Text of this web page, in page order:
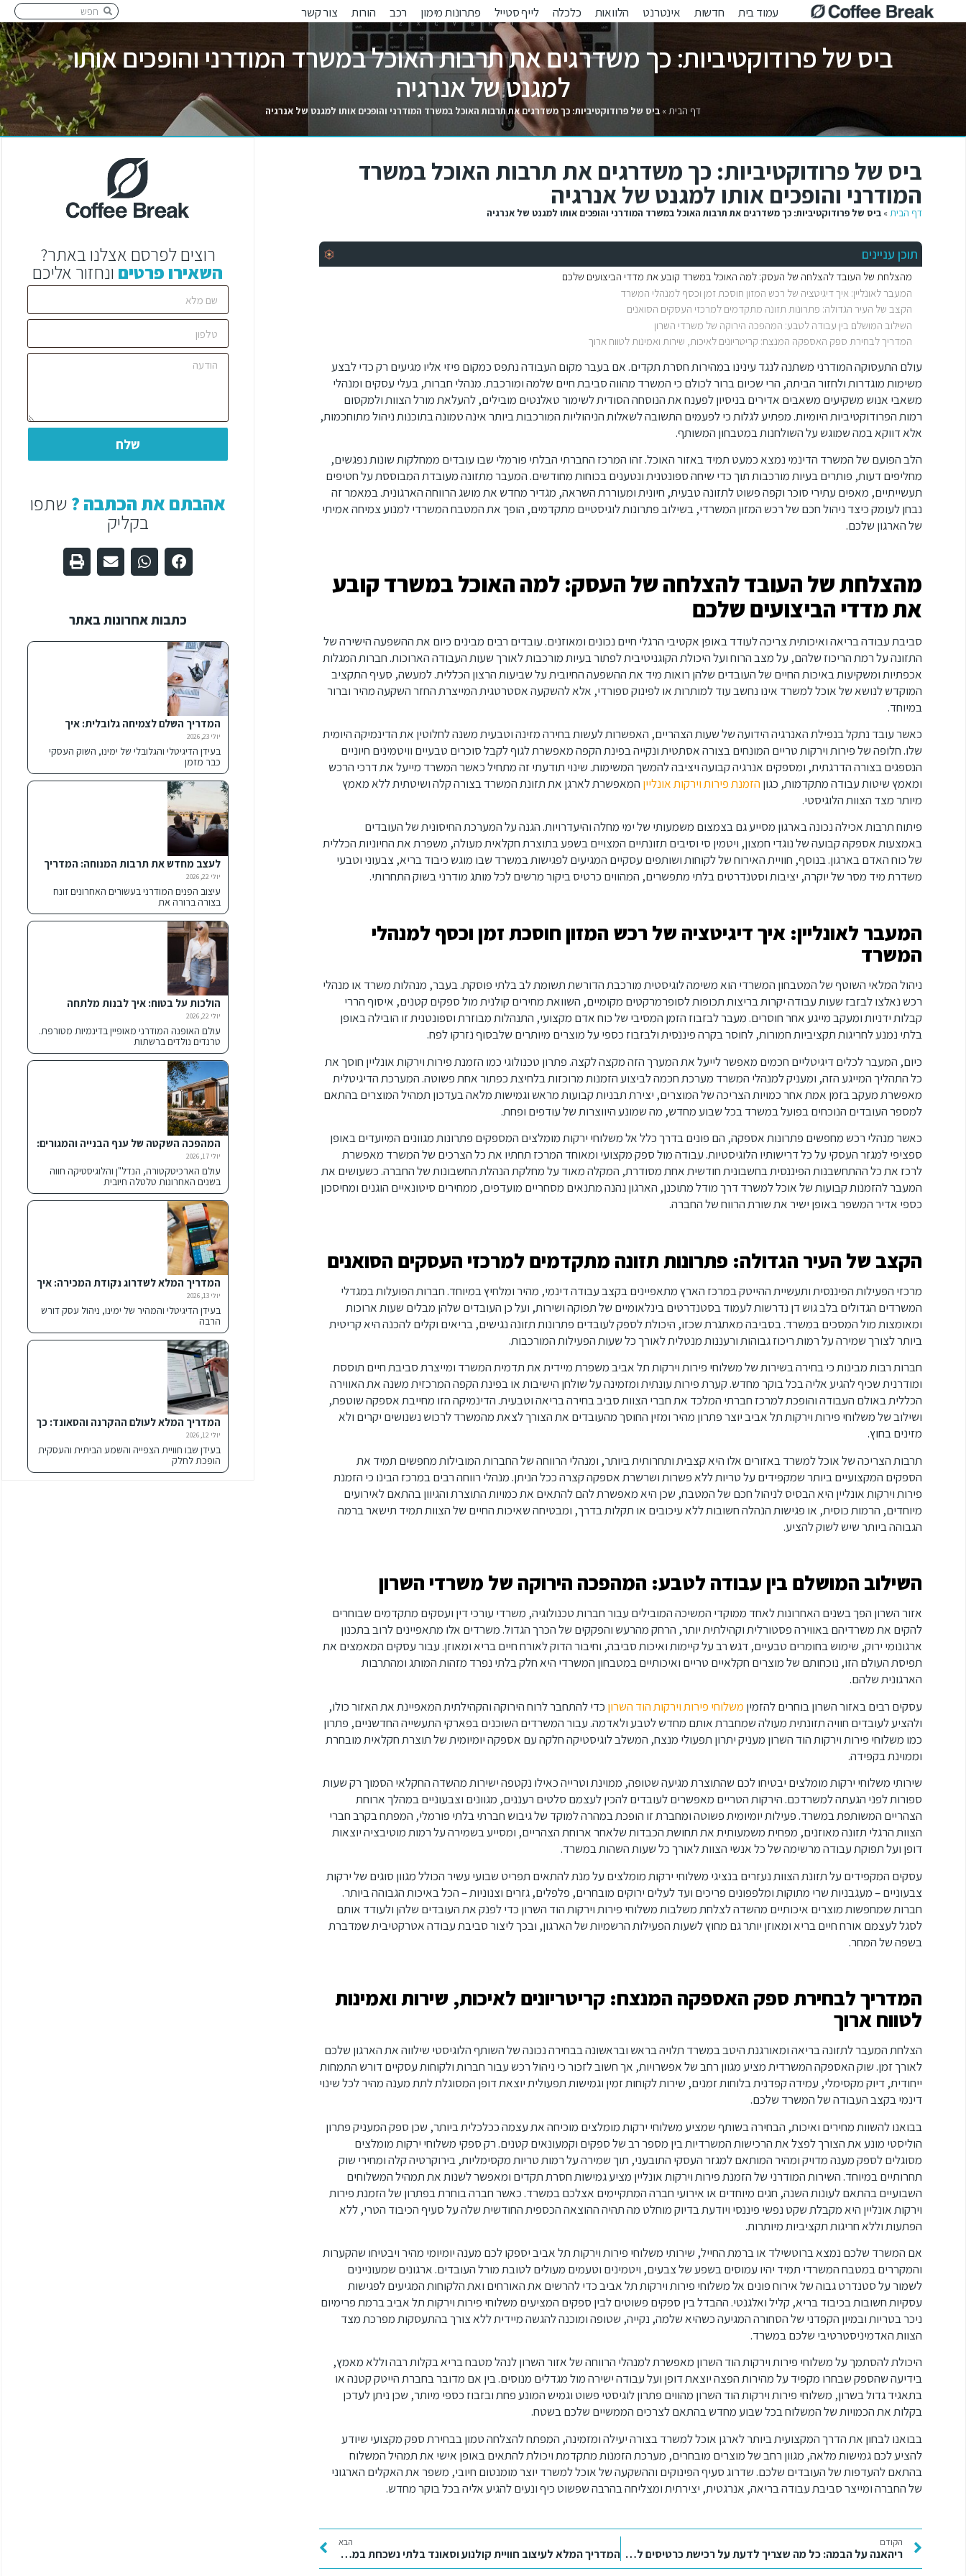
עמוד בית חדשות אינטרנט הלוואות כלכלה לייף סטייל פתרונות מימון רכב הורות צור קשר
ביס של פרודוקטיביות: כך משדרגים את תרבות האוכל במשרד המודרני והופכים אותו
למגנט של אנרגיה
דף הבית» ביס של פרודוקטיביות: כך משדרגים את תרבות האוכל במשרד המודרני והופכים אותו למגנט של אנרגיה
ביס של פרודוקטיביות: כך משדרגים את תרבות האוכל במשרד
המודרני והופכים אותו למגנט של אנרגיה
דף הבית » ביס של פרודוקטיביות: כך משדרגים את תרבות האוכל במשרד המודרני והופכים אותו למגנט של אנרגיה
תוכן עניינים
מהצלחת של העובד להצלחה של העסק: למה האוכל במשרד קובע את מדדי הביצועים שלכם
המעבר לאונליין: איך דיגיטציה של רכש המזון חוסכת זמן וכסף למנהלי המשרד
הקצב של העיר הגדולה: פתרונות תזונה מתקדמים למרכזי העסקים הסואנים
השילוב המושלם בין עבודה לטבע: המהפכה הירוקה של משרדי השרון
המדריך לבחירת ספק האספקה המנצח: קריטריונים לאיכות, שירות ואמינות לטווח ארוך
עולם התעסוקה המודרני משתנה לנגד עינינו במהירות חסרת תקדים. אם בעבר מקום העבודה נתפס כמקום פיזי אליו מגיעים רק כדי לבצע
משימות מוגדרות ולחזור הביתה, הרי שכיום ברור לכולם כי המשרד מהווה סביבת חיים שלמה ומורכבת. מנהלי חברות, בעלי עסקים ומנהלי
משאבי אנוש משקיעים משאבים אדירים בניסיון לפענח את הנוסחה הסודית לשימור טאלנטים מובילים, להעלאת מורל הצוות ולמקסום
רמות הפרודוקטיביות היומיות. מפתיע לגלות כי לפעמים התשובה לשאלות הניהוליות המורכבות ביותר אינה טמונה בתוכנות ניהול מתוחכמות,
אלא דווקא במה שמוגש על השולחנות במטבחון המשותף.
הלב הפועם של המשרד הדינמי נמצא כמעט תמיד באזור האוכל. זהו המרכז החברתי הבלתי פורמלי שבו עובדים ממחלקות שונות נפגשים,
מחליפים דעות, פותרים בעיות מורכבות תוך כדי שיחה ספונטנית ונטענים בכוחות מחודשים. המעבר מתזונה מעובדת המבוססת על חטיפים
תעשייתיים, מאפים עתירי סוכר וקפה פשוט לתזונה טבעית, חיונית ומעוררת השראה, מגדיר מחדש את מושג הרווחה הארגונית. במאמר זה
נבחן לעומק כיצד ניהול חכם של רכש המזון המשרדי, בשילוב פתרונות לוגיסטיים מתקדמים, הופך את המטבח המשרדי למנוע צמיחה אמיתי
של הארגון שלכם.
מהצלחת של העובד להצלחה של העסק: למה האוכל במשרד קובע
את מדדי הביצועים שלכם
סביבת עבודה בריאה ואיכותית צריכה לעודד באופן אקטיבי הרגלי חיים נכונים ומאוזנים. עובדים רבים מבינים כיום את ההשפעה הישירה של
התזונה על רמת הריכוז שלהם, על מצב הרוח ועל היכולת הקוגניטיבית לפתור בעיות מורכבות לאורך שעות העבודה הארוכות. חברות המגלות
אכפתיות ומשקיעות באיכות החיים של העובדים שלהן רואות מיד את ההשפעה החיובית על שביעות הרצון הכללית. למעשה, סעיף התקציב
המוקדש לנושא של אוכל למשרד אינו נחשב עוד למותרות או לפינוק ספורדי, אלא להשקעה אסטרטגית המייצרת החזר השקעה מהיר וברור
במיוחד.
כאשר עובד נתקל בנפילת האנרגיה הידועה של שעות הצהריים, האפשרות לעשות בחירה מזינה וטבעית משנה לחלוטין את הדינמיקה היומית
שלו. חלופה של פירות וירקות טריים המונחים בצורה אסתטית ונקייה בפינת הקפה מאפשרת לגוף לקבל סוכרים טבעיים וויטמינים חיוניים
הנספגים בצורה הדרגתית, ומספקים אנרגיה קבועה ויציבה להמשך המשימות. שינוי תודעתי זה מתחיל כאשר המשרד מייעל את דרכי הרכש
ומאמץ שיטות עבודה מתקדמות, כגון הזמנת פירות וירקות אונליין המאפשרת לארגן את תזונת המשרד בצורה קלה ושיטתית ללא מאמץ
מיותר מצד הצוות הלוגיסטי.
פיתוח תרבות אכילה נכונה בארגון מסייע גם בצמצום משמעותי של ימי מחלה והיעדרויות. הגנה על המערכת החיסונית של העובדים
באמצעות אספקה קבועה של נוגדי חמצון, ויטמין סי וסיבים תזונתיים המצויים בשפע בתוצרת חקלאית מעולה, משפרת את החיוניות הכללית
של כוח האדם בארגון. בנוסף, חוויית האירוח של לקוחות ושותפים עסקיים המגיעים לפגישות במשרד שבו מוגש כיבוד בריא, צבעוני וטבעי
משדרת מיד מסר של יוקרה, יציבות וסטנדרטים בלתי מתפשרים, המהווים כרטיס ביקור מרשים לכל מותג מודרני בשוק התחרותי.
המעבר לאונליין: איך דיגיטציה של רכש המזון חוסכת זמן וכסף למנהלי
המשרד
ניהול המלאי השוטף של המטבחון המשרדי הוא משימה לוגיסטית מורכבת הדורשת תשומת לב בלתי פוסקת. בעבר, מנהלות משרד או מנהלי
רכש נאלצו לבזבז שעות עבודה יקרות בריצות תכופות לסופרמרקטים מקומיים, השוואת מחירים קולנית מול ספקים קטנים, איסוף הררי
קבלות ידניות ומעקב מייגע אחר חוסרים. מעבר לבזבוז הזמן המסיבי של כוח אדם מקצועי, התנהלות מבוזרת וספונטנית זו הובילה באופן
בלתי נמנע לחריגות תקציביות חמורות, לחוסר בקרה פיננסית ולבזבוז כספי על מוצרים מיותרים שלבסוף נזרקו לפח.
כיום, המעבר לכלים דיגיטליים חכמים מאפשר לייעל את המערך הזה מקצה לקצה. פתרון טכנולוגי כמו הזמנת פירות וירקות אונליין חוסך את
כל התהליך המייגע הזה, ומעניק למנהלי המשרד מערכת חכמה לביצוע הזמנות מרוכזות בלחיצת כפתור אחת פשוטה. המערכת הדיגיטלית
מאפשרת מעקב בזמן אמת אחר כמויות הצריכה של המוצרים, יצירת תבניות קבועות מראש וגמישות מלאה בעדכון תמהיל המוצרים בהתאם
למספר העובדים הנוכחים בפועל במשרד בכל שבוע מחדש, מה שמונע היווצרות של עודפים ופחת.
כאשר מנהלי רכש מחפשים פתרונות אספקה, הם פונים בדרך כלל אל משלוחי ירקות מומלצים המספקים פתרונות מגוונים המיועדים באופן
ספציפי למגזר העסקי על כל דרישותיו הלוגיסטיות. עבודה מול ספק מקצועי ומאוחד המרכז תחתיו את כל הצרכים של המשרד מאפשרת
לרכז את כל ההתחשבנות הפיננסית בחשבונית חודשית אחת מסודרת, המקלה מאוד על מחלקת הנהלת החשבונות של החברה. כשעושים את
המעבר להזמנות קבועות של אוכל למשרד דרך מודל מתוכנן, הארגון נהנה מתנאים מסחריים מועדפים, ממחירים סיטונאיים הוגנים ומחיסכון
כספי אדיר המשפר באופן ישיר את שורת הרווח של החברה.
הקצב של העיר הגדולה: פתרונות תזונה מתקדמים למרכזי העסקים הסואנים
מרכזי הפעילות הפיננסית ותעשיית ההייטק במרכז הארץ מתאפיינים בקצב עבודה דינמי, מהיר ומלחיץ במיוחד. חברות הפועלות במגדלי
המשרדים הגדולים בלב גוש דן נדרשות לעמוד בסטנדרטים בינלאומיים של תפוקה ושירות, ועל כן העובדים שלהן מבלים שעות ארוכות
ומאומצות מול המסכים במשרד. בסביבה מאתגרת שכזו, היכולת לספק לעובדים פתרונות תזונה נגישים, בריאים וקלים להכנה היא קריטית
ביותר לצורך שמירה על רמות ריכוז גבוהות ורעננות מנטלית לאורך כל שעות הפעילות המורכבות.
חברות רבות מבינות כי בחירה בשירות של משלוחי פירות וירקות תל אביב משפרת מיידית את תדמית המשרד ומייצרת סביבת חיים תוססת
ומודרנית שכיף להגיע אליה בכל בוקר מחדש. קערת פירות עונתית ומזמינה על שולחן הישיבות או בפינת הקפה המרכזית משנה את האווירה
הכללית באולם העבודה והופכת למרכז חברתי המלכד את חברי הצוות סביב בחירה בריאה וטבעית. הדינמיקה הזו מחייבת אספקה שוטפת,
ושילוב של משלוחי פירות וירקות תל אביב יוצר פתרון מהיר ומזין החוסך מהעובדים את הצורך לצאת מהמשרד לרכוש נשנושים יקרים ולא
מזינים בחוץ.
תרבות הצריכה של אוכל למשרד באזורים אלו היא קצבית ותחרותית ביותר, ומנהלי הרווחה של החברות המובילות מחפשים תמיד את
הספקים המקצועיים ביותר שמקפידים על טריות ללא פשרות ושרשרת אספקה קצרה ככל הניתן. מנהלי רווחה רבים במרכז הבינו כי הזמנת
פירות וירקות אונליין היא הבסיס לניהול חכם של המטבח, שכן היא מאפשרת להם להתאים את כמויות התוצרת והגיוון בהתאם לאירועים
מיוחדים, הרמות כוסית, או פגישות הנהלה חשובות ללא עיכובים או תקלות בדרך, ומבטיחה שאיכות החיים של הצוות תמיד תישאר ברמה
הגבוהה ביותר שיש לשוק להציע.
השילוב המושלם בין עבודה לטבע: המהפכה הירוקה של משרדי השרון
אזור השרון הפך בשנים האחרונות לאחד ממוקדי המשיכה המובילים עבור חברות טכנולוגיה, משרדי עורכי דין ועסקים מתקדמים שבוחרים
להקים את משרדיהם באווירה פסטורלית וקהילתית יותר, הרחק מהרעש והפקקים של הכרך הגדול. משרדים אלו מתאפיינים לרוב בתכנון
ארגונומי ירוק, שימוש בחומרים טבעיים, דגש רב על קיימות ואיכות סביבה, וחיבור הדוק לאורח חיים בריא ומאוזן. עבור עסקים המאמצים את
תפיסת העולם הזו, נוכחותם של מוצרים חקלאיים טריים ואיכותיים במטבחון המשרדי היא חלק בלתי נפרד מזהות המותג ומהתרבות
הארגונית שלהם.
עסקים רבים באזור השרון בוחרים להזמין משלוחי פירות וירקות הוד השרון כדי להתחבר לרוח הירוקה והקהילתית המאפיינת את האזור כולו,
ולהציע לעובדים חוויה תזונתית מעולה שמחברת אותם מחדש לטבע ולאדמה. עבור המשרדים השוכנים בפארקי התעשייה החדשניים, פתרון
כמו משלוחי פירות וירקות הוד השרון מעניק יתרון תפעולי מנצח, המשלב לוגיסטיקה חלקה עם אספקה יומיומית של תוצרת חקלאית מובחרת
וממוינת בקפידה.
שירותי משלוחי ירקות מומלצים יבטיחו לכם שהתוצרת מגיעה שטופה, ממוינת וטרייה כאילו נקטפה ישירות מהשדה החקלאי הסמוך רק שעות
ספורות לפני הגעתה למשרדכם. הירקות הטריים מאפשרים לעובדים להכין לעצמם סלטים רעננים, מגוונים וצבעוניים במהלך ארוחת
הצהריים המשותפת במשרד. פעילות יומיומית פשוטה ומחברת זו הופכת במהרה למוקד של גיבוש חברתי בלתי פורמלי, המפתח בקרב חברי
הצוות הרגלי תזונה מאוזנים, מפחית משמעותית את תחושת הכבדות שלאחר ארוחת הצהריים, ומסייע בשמירה על רמות מוטיבציה יוצאות
דופן ועל תפוקת עבודה מרשימה של כל אנשי הצוות לאורך כל שעות השהות במשרד.
עסקים המקפידים על תזונת הצוות נעזרים בנציגי משלוחי ירקות מומלצים על מנת להתאים תפריט שבועי עשיר הכולל מגוון סוגים של ירקות
צבעוניים – מעגבניות שרי מתוקות ומלפפונים פריכים ועד לעלים ירוקים מובחרים, פלפלים, גזרים וצנוניות – הכל באיכות הגבוהה ביותר.
חברות שמחפשות מוצרים איכותיים מהשדה לצלחת משלבות משלוחי פירות וירקות הוד השרון כדי לפנק את העובדים שלהן ולעודד אותם
לסגל לעצמם אורח חיים בריא ומאוזן יותר גם מחוץ לשעות הפעילות הרשמיות של הארגון, ובכך ליצור סביבת עבודה אטרקטיבית שמדברת
בשפה של המחר.
המדריך לבחירת ספק האספקה המנצח: קריטריונים לאיכות, שירות ואמינות
לטווח ארוך
הצלחת המעבר לתזונה בריאה ומאורגנת היטב במשרד תלויה בראש ובראשונה בבחירה נכונה של השותף הלוגיסטי שילווה את הארגון שלכם
לאורך זמן. שוק האספקה המשרדית מציע מגוון רחב של אפשרויות, אך חשוב לזכור כי ניהול רכש עבור חברות ולקוחות עסקיים דורש התמחות
ייחודית, דיוק מקסימלי, עמידה קפדנית בלוחות זמנים, שירות לקוחות זמין וגמישות תפעולית יוצאת דופן המסוגלת לתת מענה מהיר לכל שינוי
דינמי בקצב העבודה של המשרד שלכם.
בבואנו להשוות מחירים ואיכות, הבחירה בשותף שמציע משלוחי ירקות מומלצים מוכיחה את עצמה ככלכלית ביותר, שכן ספק המעניק פתרון
הוליסטי מונע את הצורך לפצל את הרכישות המשרדיות בין מספר רב של ספקים וקמעונאים קטנים. רק ספקי משלוחי ירקות מומלצים
מסוגלים לספק מענה מדויק ומהיר המותאם למגזר העסקי התובעני, תוך שמירה על רמות טריות מקסימליות, בירוקרטיה קלה ומחירי שוק
תחרותיים במיוחד. השירות המודרני של הזמנת פירות וירקות אונליין מציע גמישות חסרת תקדים ומאפשר לשנות את תמהיל המשלוחים
השבועיים בהתאם לעונות השנה, חגים מיוחדים או אירועי חברה המתקיימים אצלכם במשרד. כאשר חברה בוחרת בפתרון של הזמנת פירות
וירקות אונליין היא מקבלת שקט נפשי פיננסי ויודעת בדיוק מוחלט מה תהיה ההוצאה הכספית החודשית שלה על סעיף הכיבוד הטרי, ללא
הפתעות וללא חריגות תקציביות מיותרות.
אם המשרד שלכם נמצא ברוטשילד או ברמת החייל, שירותי משלוחי פירות וירקות תל אביב יספקו לכם מענה יומיומי מהיר ויבטיחו שהקערות
והמקררים במטבח המשרדי תמיד יהיו עמוסים בשפע של צבעים, ויטמינים וטעמים מעולים לטובת מורל העובדים. ארגונים שמעוניינים
לשמור על סטנדרט גבוה של אירוח פונים אל משלוחי פירות וירקות תל אביב כדי להרשים את האורחים ואת הלקוחות המגיעים לפגישות
עסקיות חשובות בכיבוד בריא, קליל ואלגנטי. ההבדל בין ספקים פשוטים לבין ספקים המציעים משלוחי פירות וירקות תל אביב ברמת פרימיום
ניכר בטריות ובמיון הקפדני של הסחורה המגיעה כשהיא שלמה, נקייה, שטופה ומוכנה להגשה מיידית ללא צורך בהתעסקות מפרכת מצד
הצוות האדמיניסטרטיבי שלכם במשרד.
היכולת להסתמך על משלוחי פירות וירקות הוד השרון מאפשרת למנהלי הרווחה של אזור השרון לנהל מטבח בריא בקלות רבה וללא מאמץ,
בידיעה שהספק שבחרו מקפיד על מהירות הפצה יוצאת דופן ועל עבודה ישירה מול מגדלים מנוסים. בין אם מדובר בחברת הייטק קטנה או
בתאגיד גדול בשרון, משלוחי פירות וירקות הוד השרון מהווים פתרון לוגיסטי פשוט וגמיש המונע פחת ובזבוז כספי מיותר, שכן ניתן לעדכן
בקלות את הכמויות של המשלוח בכל שבוע מחדש בהתאם לצרכים הממשיים שלכם בשטח.
בבואנו לבחון את הדרך המקצועית ביותר לארגן אוכל למשרד בצורה יעילה ומזמינה, המפתח להצלחה טמון בבחירת ספק מקצועי שיודע
להציע לכם גמישות מלאה, מגוון רחב של מוצרים מובחרים, מערכת הזמנות מתקדמת ויכולת להתאים באופן אישי את תמהיל המשלוח
בהתאם להעדפות של העובדים שלכם. שדרוג סעיף הפינוקים וההשקעה של אוכל למשרד יוצר מומנטום חיובי, משפר את האקלים הארגוני
של החברה ומייצר סביבת עבודה בריאה, אנרגטית, יצירתית ומצליחה בהרבה שפשוט כיף ונעים להגיע אליה בכל בוקר מחדש.
הקודם
ריהאנה על הבמה: כל מה שצריך לדעת על רכישת כרטיסים למופע של פעם בחיים
הבא
המדריך המלא לעיצוב חוויית קולנוע וסאונד בלתי נשכחת במרחב הפרטי שלכם
רוצים לפרסם אצלנו באתר?
השאירו פרטים ונחזור אליכם
שלח
אהבתם את הכתבה ? שתפו
בקליק
כתבות אחרונות באתר
המדריך השלם לצמיחה גלובלית: איך
מודיעין עסקי מזניק חברות להצלחה
בינלאומית
יולי 23, 2026
בעידן הדיגיטלי והגלובלי של ימינו, השוק העסקי
כבר מזמן
לעצב מחדש את תרבות המנוחה: המדריך
המלא לשילוב פתרונות ישיבה אלטרנטיביים
בבית ובחוץ
יולי 22, 2026
עיצוב הפנים המודרני בעשורים האחרונים זונח
בצורה ברורה את
הולכות על בטוח: איך לבנות מלתחה
מנצחת וחכמה עם חצאית הדנים הנכונה
יולי 22, 2026
עולם האופנה המודרני מאופיין בדינמיות מטורפת.
טרנדים נולדים ברשתות
המהפכה השקטה של ענף הבנייה והמגורים:
למה כולם עוברים למבנים מתועשים
ומכולות חכמות?
יולי 17, 2026
עולם הארכיטקטורה, הנדל"ן והלוגיסטיקה חווה
בשנים האחרונות טלטלה חיובית
המדריך המלא לשדרוג נקודת המכירה: איך
לבחור קופה רושמת חכמה לעסק שלך?
יולי 13, 2026
בעידן הדיגיטלי והמהיר של ימינו, ניהול עסק דורש
הרבה
המדריך המלא לעולם ההקרנה והסאונד: כך
תצרו את חוויית הבידור האולטימטיבית
יולי 12, 2026
בעידן שבו חוויית הצפייה והשמע הביתית והעסקית
הופכת לחלק